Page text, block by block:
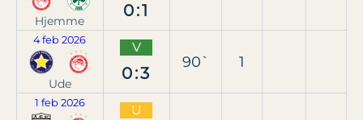
Hjemme
0:1
4 feb 2026
Ude
V
0:3
90` 1
1 feb 2026 U